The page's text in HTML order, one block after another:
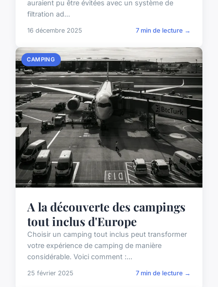
auraient pu être évitées avec un système de
filtration ad...
16 décembre 2025 7 min de lecture →
CAMPING
A la découverte des campings
tout inclus d'Europe
Choisir un camping tout inclus peut transformer
votre expérience de camping de manière
considérable. Voici comment :...
25 février 2025 7 min de lecture →